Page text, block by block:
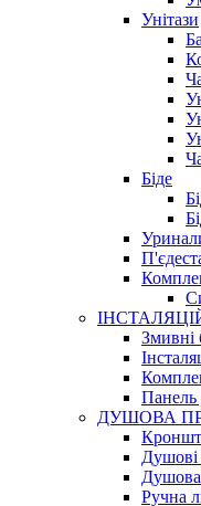
Унітази
Біде
Змивні
Панель
ДУШОВА
Душова
Ручна